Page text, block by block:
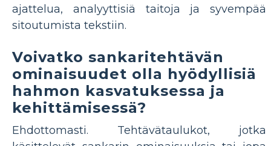
ajattelua, analyyttisiä taitoja ja syvempää
sitoutumista tekstiin.
Voivatko sankaritehtävän
ominaisuudet olla hyödyllisiä
hahmon kasvatuksessa ja
kehittämisessä?
Ehdottomasti. Tehtävätaulukot, jotka